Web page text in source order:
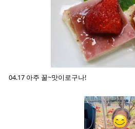
04.17 아주 꿀~맛이로구나!